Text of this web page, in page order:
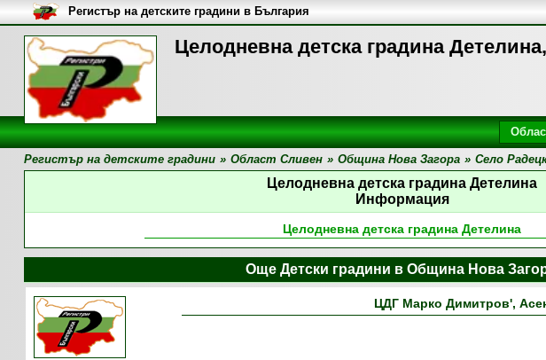
Целодневна детска градина
Регистър на детските градини в България
Регистър на детските градини » Област Сливен » Община Нова Загора » Село
Целодневна детска градина Детелина
Информация
Целодневна детска градина Детелина
Още Детски градини в Община Нова
ЦДГ Марко Димитров',